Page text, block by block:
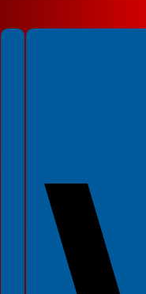
Spełniamy standardy WCAG 2.2
Spełniamy standardy W3C